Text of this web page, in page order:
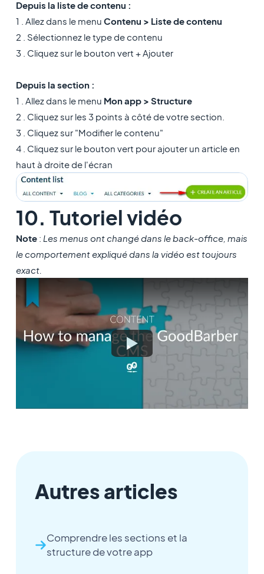
Depuis la liste de contenu :
1 . Allez dans le menu Contenu > Liste de contenu
2 . Sélectionnez le type de contenu
3 . Cliquez sur le bouton vert + Ajouter
Depuis la section :
​1 . Allez dans le menu Mon app > Structure
2 . Cliquez sur les 3 points à côté de votre section.
​3 . Cliquez sur "Modifier le contenu"
4 . Cliquez sur le bouton vert pour ajouter un article en
haut à droite de l'écran
10. Tutoriel vidéo
Note: Les menus ont changé dans le back-office, mais
le comportement expliqué dans la vidéo est toujours
exact.
Autres articles
Comprendre les sections et la
structure de votre app